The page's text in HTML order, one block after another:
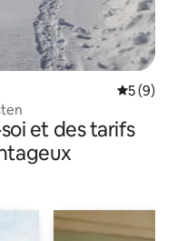
5 (9)
et des tarifs